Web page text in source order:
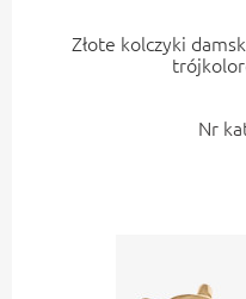
Złote kolczyki
Nr